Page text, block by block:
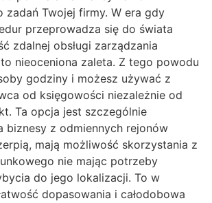
zadań Twojej firmy. W era gdy
przeprowadza się do świata
zdalnej obsługi zarządzania
nieoceniona zaleta. Z tego powodu
godziny i możesz używać z
od księgowości niezależnie od
Ta opcja jest szczególnie
biznesy z odmiennych rejonów
mają możliwość skorzystania z
nie mając potrzeby
do jego lokalizacji. To w
dopasowania i całodobowa